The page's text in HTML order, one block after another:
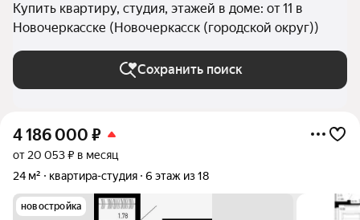
Купить квартиру, студия, этажей в доме: от 11 в
Новочеркасске (Новочеркасск (городской округ))
Сохранить поиск
4 186 000 ₽
от 20 053 ₽ в месяц
24 м²
квартира-студия 6 этаж из 18
новостройка